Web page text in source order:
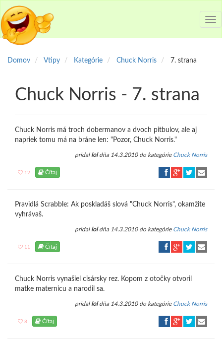
Domov Vtipy Kategórie Chuck Norris 7. strana
Chuck Norris - 7. strana
Chuck Norris má troch dobermanov a dvoch pitbulov, ale aj
napriek tomu má na bráne len: "Pozor, Chuck Norris."
pridal loldňa 14.3.2010 do kategórie Chuck Norris
12 Čítaj
Pravidlá Scrabble: Ak poskladáš slová "Chuck Norris", okamžite
vyhrávaš.
pridal loldňa 14.3.2010 do kategórie Chuck Norris
11 Čítaj
Chuck Norris vynašiel cisársky rez. Kopom z otočky otvoril
matke maternicu a narodil sa.
pridal loldňa 14.3.2010 do kategórie Chuck Norris
8 Čítaj